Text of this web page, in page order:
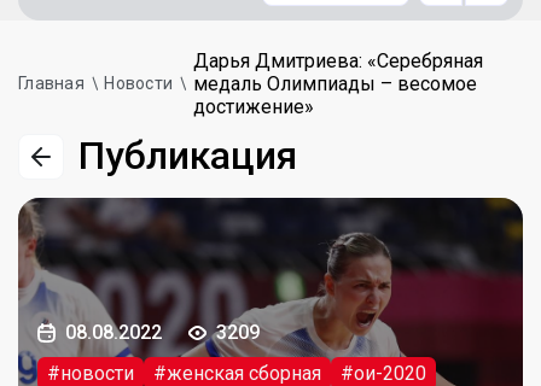
Главная Новости
Дарья Дмитриева: «Серебряная
медаль Олимпиады – весомое
достижение»
Публикация
08.08.2022
3209
#новости
#женская сборная
#ои-2020